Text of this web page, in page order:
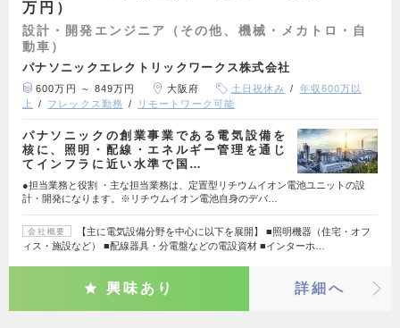
万円）
設計・開発エンジニア（その他、機械・メカトロ・自
動車）
パナソニックエレクトリックワークス株式会社
600万円 ～ 849万円 大阪府 土日祝休み
年収600万以
上
フレックス勤務 リモートワーク可能
パナソニックの創業事業である電気設備を
核に、照明・配線・エネルギー管理を通じ
てインフラに近い水準で国…
●担当業務と役割 ・主な担当業務は、定置型リチウムイオン電池ユニットの設
計・開発になります。※リチウムイオン電池自身のデバ…
会社概要
【主に電気設備分野を中心に以下を展開】 ■照明機器（住宅・オフ
ィス・施設など） ■配線器具・分電盤などの電設資材 ■インターホ…
興味あり 詳細へ